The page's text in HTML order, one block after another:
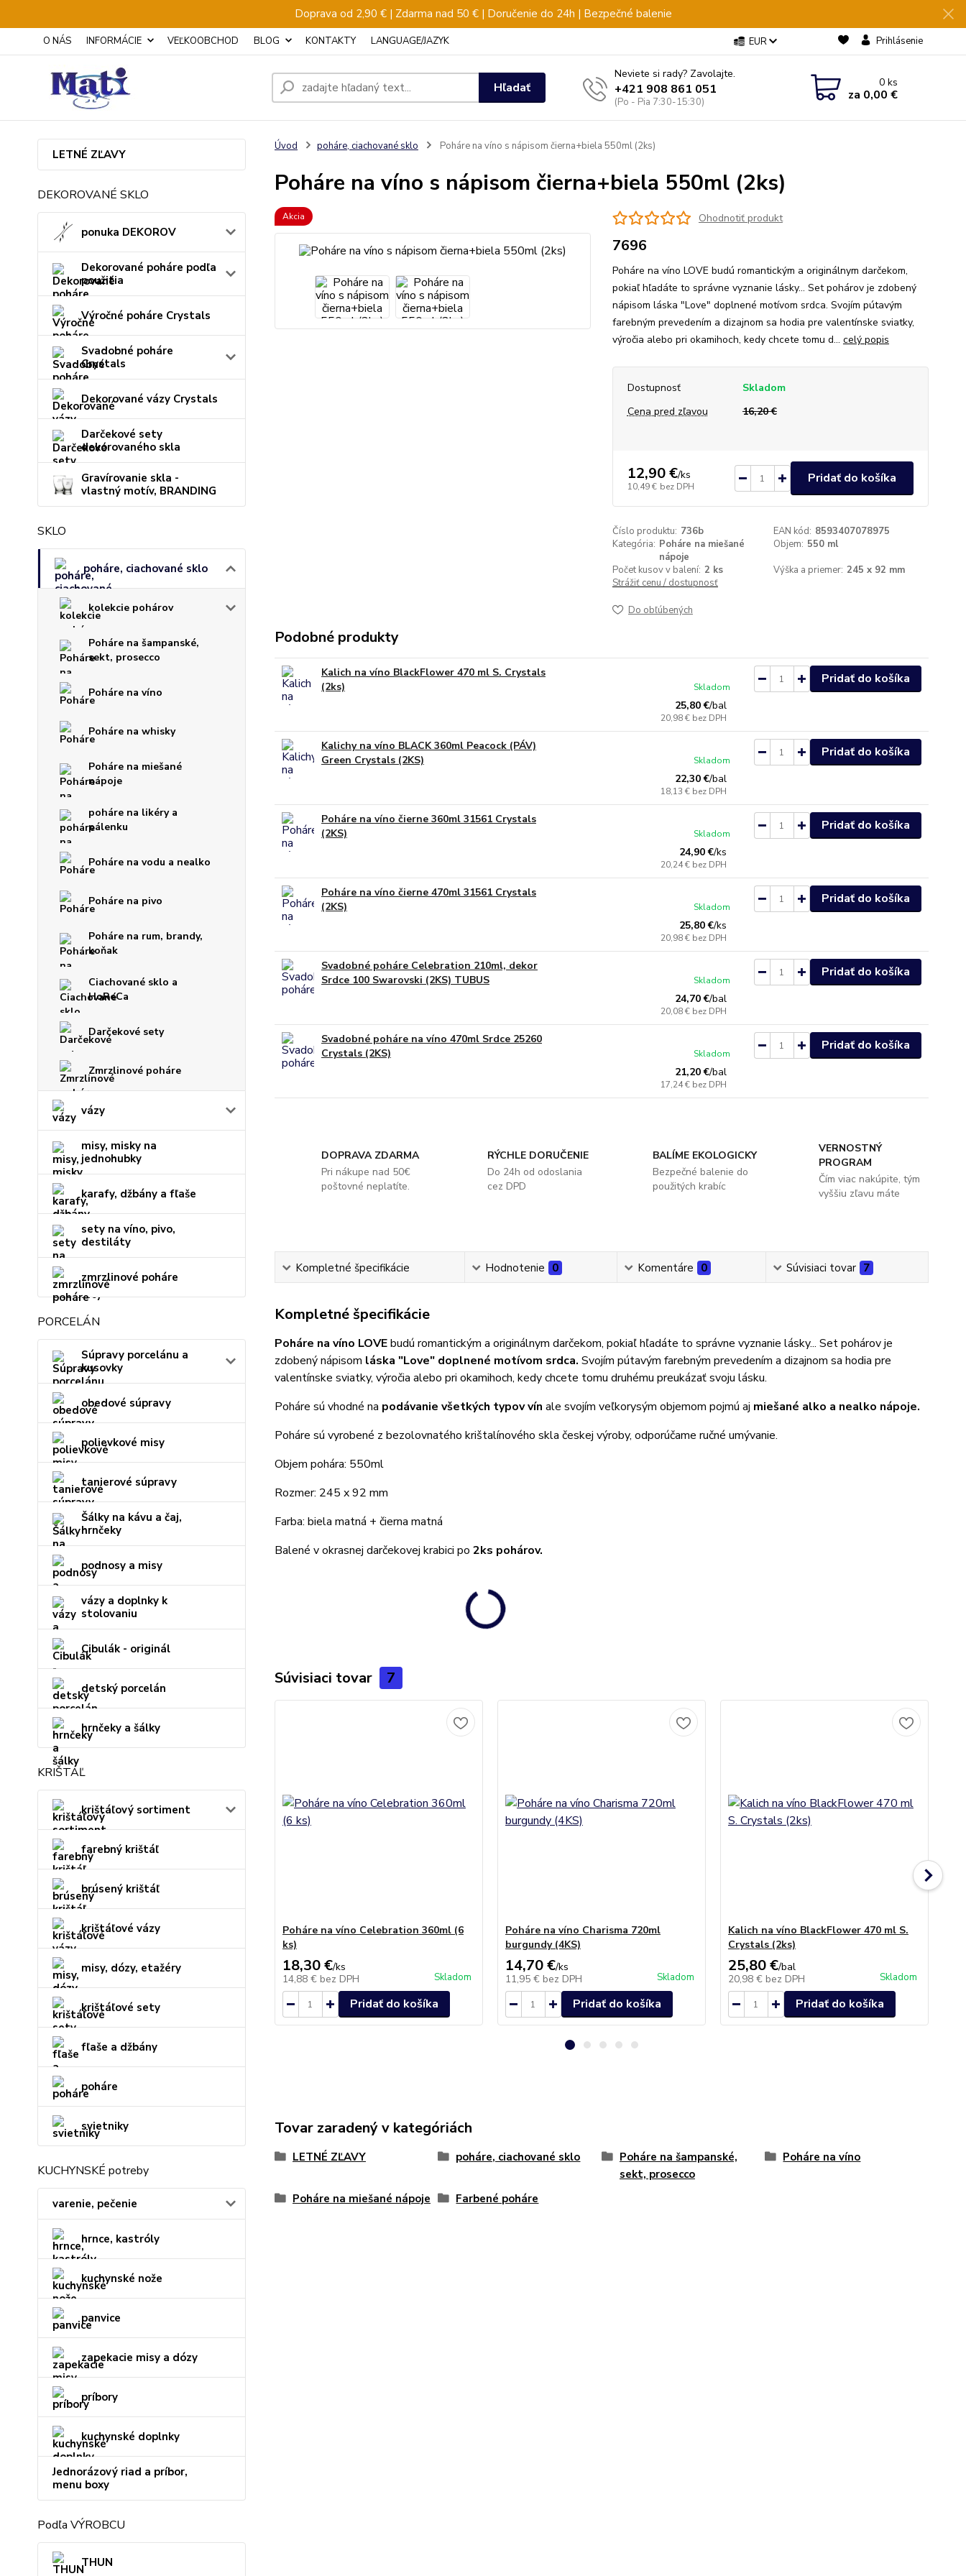
Doprava od 2,90 € | Zdarma nad 50 € | Doručenie do 24h | Bezpečné balenie
O NÁS INFORMÁCIE VEĽKOOBCHOD BLOG KONTAKTY LANGUAGE/JAZYK EUR Prihlásenie
Hľadať
Neviete si rady? Zavolajte.
+421 908 861 051
(Po - Pia 7:30-15:30)
0ks
za 0,00 €
LETNÉ ZĽAVY
DEKOROVANÉ SKLO
ponuka DEKOROV
Dekorované poháre podľa
použitia
Výročné poháre Crystals
Svadobné poháre
Crystals
Dekorované vázy Crystals
Darčekové sety
dekorovaného skla
Gravírovanie skla -
vlastný motív, BRANDING
SKLO
poháre, ciachované sklo
kolekcie pohárov
Poháre na šampanské,
sekt, prosecco
Poháre na víno
Poháre na whisky
Poháre na miešané
nápoje
poháre na likéry a
pálenku
Poháre na vodu a nealko
Poháre na pivo
Poháre na rum, brandy,
koňak
Ciachované sklo a
HoReCa
Darčekové sety
Zmrzlinové poháre
vázy
misy, misky na
jednohubky
karafy, džbány a fľaše
sety na víno, pivo,
destiláty
zmrzlinové poháre
PORCELÁN
Súpravy porcelánu a
kusovky
obedové súpravy
polievkové misy
tanierové súpravy
Šálky na kávu a čaj,
hrnčeky
podnosy a misy
vázy a doplnky k
stolovaniu
Cibulák - originál
detský porcelán
hrnčeky a šálky
KRIŠTÁĽ
krištáľový sortiment
farebný krištáľ
brúsený krištáľ
krištáľové vázy
misy, dózy, etažéry
krištáľové sety
fľaše a džbány
poháre
svietniky
KUCHYNSKÉ potreby
varenie, pečenie
hrnce, kastróly
kuchynské nože
panvice
zapekacie misy a dózy
príbory
kuchynské doplnky
Jednorázový riad a príbor,
menu boxy
Podľa VÝROBCU
THUN
Úvod poháre, ciachované sklo Poháre na víno s nápisom čierna+biela 550ml (2ks)
Poháre na víno s nápisom čierna+biela 550ml (2ks)
Akcia Ohodnotiť produkt
7696
Poháre na víno LOVE budú romantickým a originálnym darčekom,
pokiaľ hľadáte to správne vyznanie lásky... Set pohárov je zdobený
nápisom láska "Love" doplnené motívom srdca. Svojím pútavým
farebným prevedením a dizajnom sa hodia pre valentínske sviatky,
výročia alebo pri okamihoch, kedy chcete tomu d... celý popis
Dostupnosť
Skladom
Cena pred zľavou
16,20 €
12,90 €/ks
10,49 € bez DPH
Pridať do košíka
Číslo produktu: 736b EAN kód: 8593407078975
Kategória: Poháre na miešané
nápoje
Objem: 550 ml
Počet kusov v balení: 2 ks Výška a priemer: 245 x 92 mm
Strážiť cenu / dostupnosť
Do obľúbených
Podobné produkty
Kalich na víno BlackFlower 470 ml S. Crystals
(2ks)
25,80 €/bal
20,98 € bez DPH
Skladom
Pridať do košíka
Kalichy na víno BLACK 360ml Peacock (PÁV)
Green Crystals (2KS)
22,30 €/bal
18,13 € bez DPH
Skladom
Pridať do košíka
Poháre na víno čierne 360ml 31561 Crystals
(2KS)
24,90 €/ks
20,24 € bez DPH
Skladom
Pridať do košíka
Poháre na víno čierne 470ml 31561 Crystals
(2KS)
25,80 €/ks
20,98 € bez DPH
Skladom
Pridať do košíka
Svadobné poháre Celebration 210ml, dekor
Srdce 100 Swarovski (2KS) TUBUS
24,70 €/bal
20,08 € bez DPH
Skladom
Pridať do košíka
Svadobné poháre na víno 470ml Srdce 25260
Crystals (2KS)
21,20 €/bal
17,24 € bez DPH
Skladom
Pridať do košíka
DOPRAVA ZDARMA
Pri nákupe nad 50€
poštovné neplatíte.
RÝCHLE DORUČENIE
Do 24h od odoslania
cez DPD
BALÍME EKOLOGICKY
Bezpečné balenie do
použitých krabíc
VERNOSTNÝ
PROGRAM
Čím viac nakúpite, tým
vyššiu zľavu máte
Kompletné špecifikácie Hodnotenie 0 Komentáre 0 Súvisiaci tovar 7
Kompletné špecifikácie
Poháre na víno LOVEbudú romantickým a originálnym darčekom, pokiaľ hľadáte to správne vyznanie lásky... Set pohárov je
zdobený nápisom láska "Love" doplnené motívom srdca. Svojím pútavým farebným prevedením a dizajnom sa hodia pre
valentínske sviatky, výročia alebo pri okamihoch, kedy chcete tomu druhému preukázať svoju lásku.
Poháre sú vhodné na podávanie všetkých typov vín ale svojím veľkorysým objemom pojmú aj miešané alko a nealko nápoje.
Poháre sú vyrobené z bezolovnatého krištalínového skla českej výroby, odporúčame ručné umývanie.
Objem pohára: 550ml
Rozmer: 245 x 92 mm
Farba: biela matná + čierna matná
Balené v okrasnej darčekovej krabici po 2ks pohárov.
Súvisiaci tovar 7
Poháre na víno Celebration 360ml (6
ks)
18,30 €/ks
14,88 € bez DPH Skladom
Pridať do košíka
Poháre na víno Charisma 720ml
burgundy (4KS)
14,70 €/ks
11,95 € bez DPH Skladom
Pridať do košíka
Kalich na víno BlackFlower 470 ml S.
Crystals (2ks)
25,80 €/bal
20,98 € bez DPH Skladom
Pridať do košíka
Tovar zaradený v kategóriách
LETNÉ ZĽAVY poháre, ciachované sklo
Poháre na šampanské,
sekt, prosecco
Poháre na víno
Poháre na miešané nápoje Farbené poháre